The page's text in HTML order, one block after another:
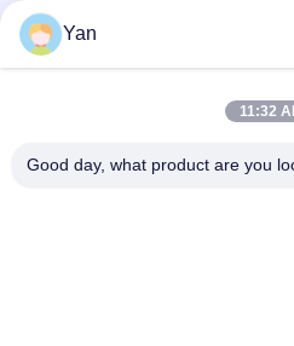
город Далиншань,
Yan
11:32
Good day, what product are you